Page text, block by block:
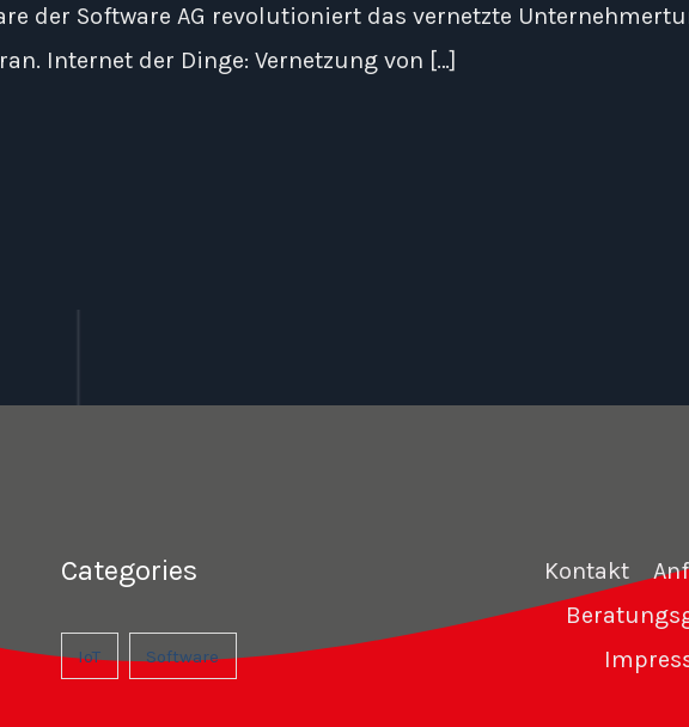
der Software AG revolutioniert das vernetzte
Internet der Dinge: Vernetzung von […]
Categories
IoT Software
Kontakt